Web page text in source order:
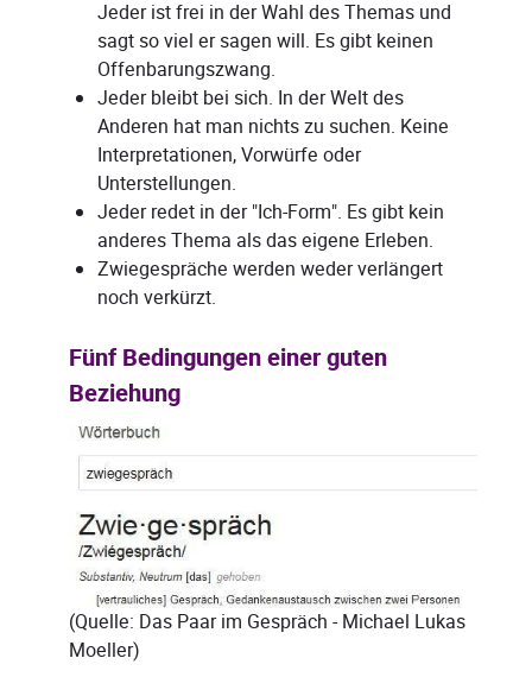
Jeder ist frei in der Wahl des Themas und
sagt so viel er sagen will. Es gibt keinen
Offenbarungszwang.
Jeder bleibt bei sich. In der Welt des
Anderen hat man nichts zu suchen. Keine
Interpretationen, Vorwürfe oder
Unterstellungen.
Jeder redet in der "Ich-Form". Es gibt kein
anderes Thema als das eigene Erleben.
Zwiegespräche werden weder verlängert
noch verkürzt.
Fünf Bedingungen einer guten
Beziehung
(Quelle: Das Paar im Gespräch - Michael Lukas
Moeller)